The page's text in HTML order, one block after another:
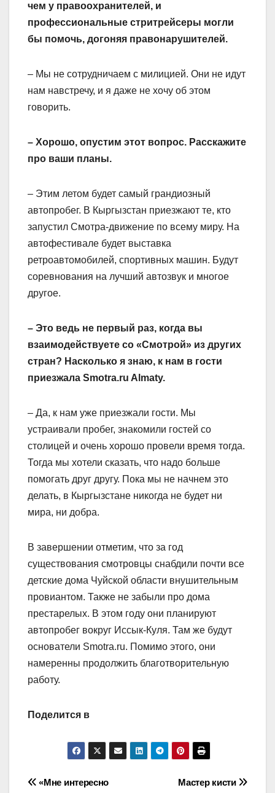
чем у правоохранителей, и
профессиональные стритрейсеры могли
бы помочь, догоняя правонарушителей.
– Мы не сотрудничаем с милицией. Они не идут
нам навстречу, и я даже не хочу об этом
говорить.
– Хорошо, опустим этот вопрос. Расскажите
про ваши планы.
– Этим летом будет самый грандиозный
автопробег. В Кыргызстан приезжают те, кто
запустил Смотра-движение по всему миру. На
автофестивале будет выставка
ретроавтомобилей, спортивных машин. Будут
соревнования на лучший автозвук и многое
другое.
– Это ведь не первый раз, когда вы
взаимодействуете со «Смотрой» из других
стран? Насколько я знаю, к нам в гости
приезжала Smotra.ru Almaty.
– Да, к нам уже приезжали гости. Мы
устраивали пробег, знакомили гостей со
столицей и очень хорошо провели время тогда.
Тогда мы хотели сказать, что надо больше
помогать друг другу. Пока мы не начнем это
делать, в Кыргызстане никогда не будет ни
мира, ни добра.
В завершении отметим, что за год
существования смотровцы снабдили почти все
детские дома Чуйской области внушительным
провиантом. Также не забыли про дома
престарелых. В этом году они планируют
автопробег вокруг Иссык-Куля. Там же будут
основатели Smotra.ru. Помимо этого, они
намеренны продолжить благотворительную
работу.
Поделится в
Навигация Мастер кисти
«Мне интересно